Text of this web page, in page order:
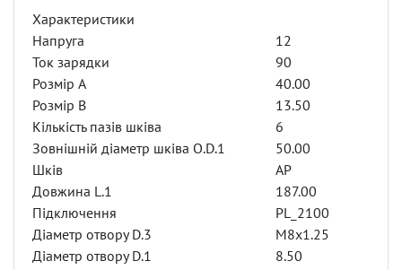
Характеристики
Напруга
12
Ток зарядки
90
Розмір A
40.00
Розмір B
13.50
Кількість пазів шківа
6
Зовнішній діаметр шківа O.D.1
50.00
Шків
AP
Довжина L.1
187.00
Підключення
PL_2100
Діаметр отвору D.3
M8x1.25
Діаметр отвору D.1
8.50